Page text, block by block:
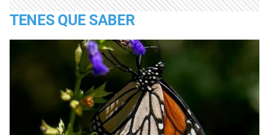
TENES QUE SABER